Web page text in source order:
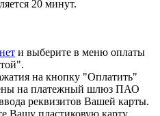
20 минут.
и выберите в меню оплаты
на кнопку "Оплатить"
на платежный шлюз ПАО
реквизитов Вашей карты.
Вашу пластиковую карту